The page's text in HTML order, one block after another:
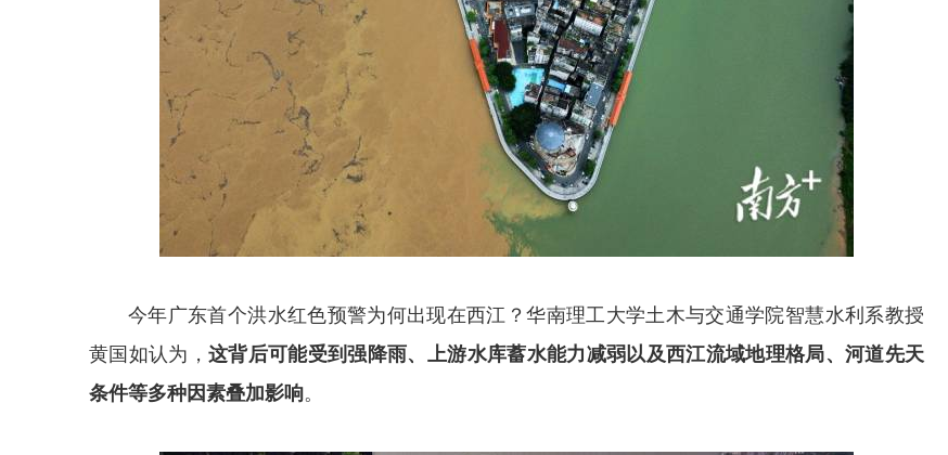
今年广东首个洪水红色预警为何出现在西江？华南理工大学土木与交通学院智慧水利系教授
黄国如认为，这背后可能受到强降雨、上游水库蓄水能力减弱以及西江流域地理格局、河道先天
条件等多种因素叠加影响。